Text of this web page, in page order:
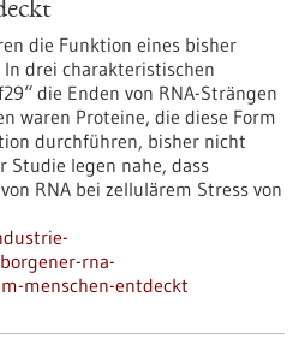
die Funktion eines bisher
drei charakteristischen
die Enden von RNA-Strängen
waren Proteine, die diese Form
durchführen, bisher nicht
Studie legen nahe, dass
RNA bei zellulärem Stress von
rna-
menschen-entdeckt